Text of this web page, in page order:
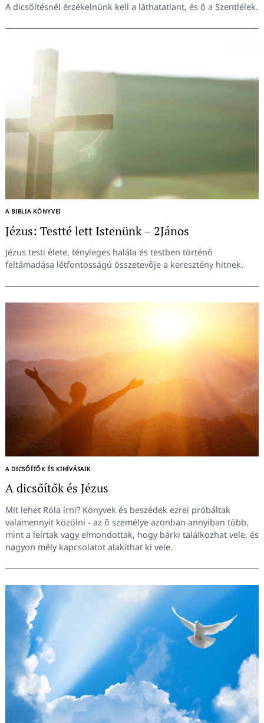
A dicsőítésnél érzékelnünk kell a láthatatlant, és ő a Szentlélek.
A BIBLIA KÖNYVEI
Jézus: Testté lett Istenünk – 2János
Jézus testi élete, tényleges halála és testben történő
feltámadása létfontosságú összetevője a keresztény hitnek.
A DICSŐÍTŐK ÉS KIHÍVÁSAIK
A dicsőítők és Jézus
Mit lehet Róla írni? Könyvek és beszédek ezrei próbáltak
valamennyit közölni - az ő személye azonban annyiban több,
mint a leírtak vagy elmondottak, hogy bárki találkozhat vele, és
nagyon mély kapcsolatot alakíthat ki vele.